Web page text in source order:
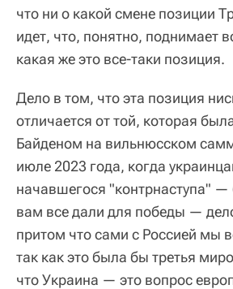
что ни о какой смене позиции
идет, что, понятно, поднимает
какая же это все-таки позиция.
Дело в том, что эта позиция
отличается от той, которая
Байденом на вильнюсском
июле 2023 года, когда
начавшегося "контрнаступа"
вам все дали для победы —
притом что сами с Россией мы
так как это была бы третья
что Украина — это вопрос